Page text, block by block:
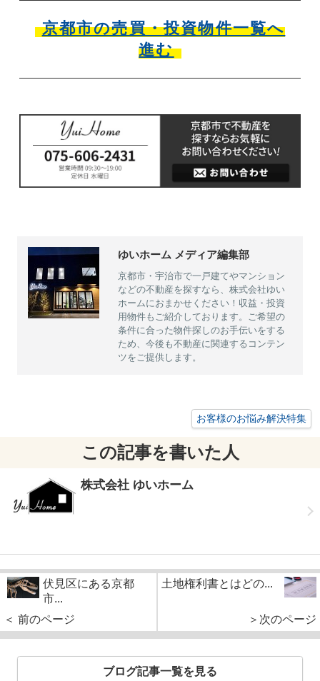
京都市の売買・投資物件一覧へ
進む
ゆいホーム メディア編集部
京都市・宇治市で一戸建てやマンション
などの不動産を探すなら、株式会社ゆい
ホームにおまかせください！収益・投資
用物件もご紹介しております。ご希望の
条件に合った物件探しのお手伝いをする
ため、今後も不動産に関連するコンテン
ツをご提供します。
お客様のお悩み解決特集
この記事を書いた人
株式会社 ゆいホーム
伏見区にある京都
市...
＜ 前のページ
土地権利書とはどの...
＞次のページ
ブログ記事一覧を見る